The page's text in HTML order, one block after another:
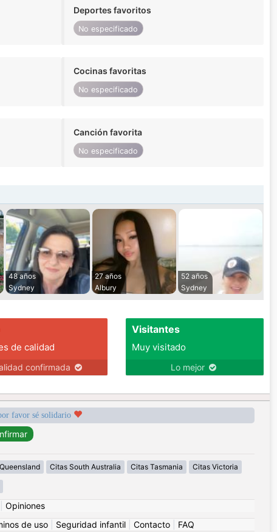
Deportes favoritos
No especificado
Cocinas favoritas
No especificado
Canción favorita
No especificado
48 años
Sydney
27 años
Albury
52 años
Sydney
de calidad
confirmada
Visitantes
Muy visitado
Lo mejor
favor sé solidario
Citas South Australia Citas Tasmania Citas Victoria
Opiniones
de uso Seguridad infantil Contacto FAQ